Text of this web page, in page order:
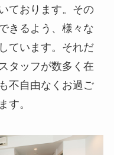
ております。その
きるよう、様々な
ています。それだ
タッフが数多く在
不自由なくお過ご
す。